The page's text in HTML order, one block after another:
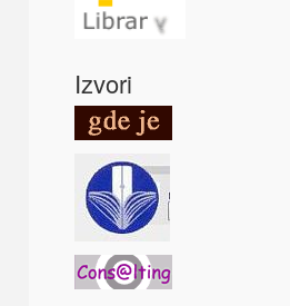
Izvori